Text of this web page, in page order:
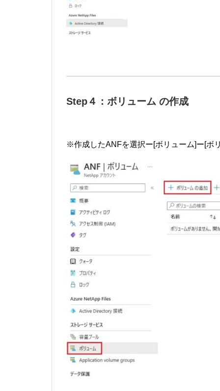
Step４：ボリューム の作成
※作成したANFを選択ー[ボリューム]ー[ボ